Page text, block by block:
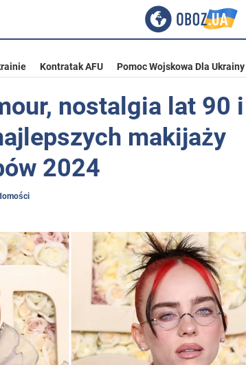
Kontratak AFU Pomoc Wojskowa Dla Ukrainy
nostalgia lat 90 i
makijaży
2024